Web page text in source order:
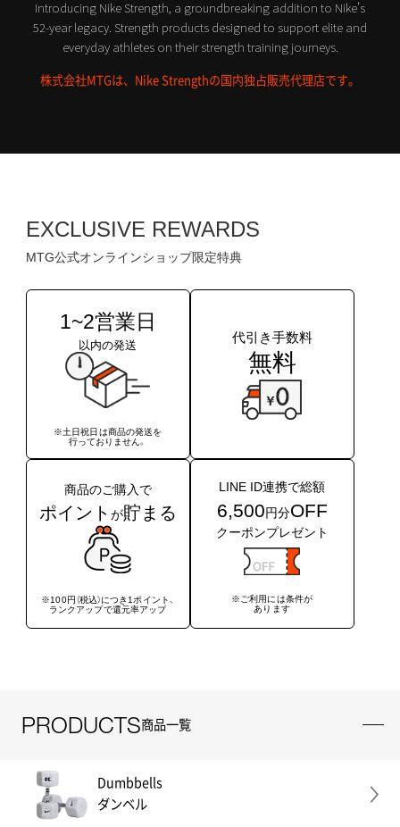
Introducing Nike Strength, a groundbreaking addition to Nike’s
52-year legacy. Strength products designed to support elite and
everyday athletes on their strength training journeys.
株式会社MTGは、Nike Strengthの国内独占販売代理店です。
EXCLUSIVE REWARDS
MTG公式オンラインショップ限定特典
1~2営業日
以内の発送
※土日祝日は商品の発送を
行っておりません。
代引き手数料
無料
商品のご購入で
ポイント が貯まる
※100円（税込）につき1ポイント、
ランクアップで還元率アップ
LINE ID連携で総額
6,500 円分OFF
クーポンプレゼント
※ご利用には条件が
あります
PRODUCTS商品一覧
Dumbbells
ダンベル